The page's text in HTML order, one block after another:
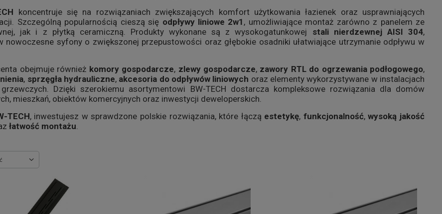
koncentruje się na rozwiązaniach zwiększających komfort użytkowania łazienek oraz usprawniających
Szczególną popularnością cieszą się odpływy liniowe 2w1 , umożliwiające montaż zarówno z panelem ze
jak i z płytką ceramiczną. Produkty wykonane są z wysokogatunkowej stali nierdzewnej AISI 304,
nowoczesne syfony o zwiększonej przepustowości oraz głębokie osadniki ułatwiające utrzymanie odpływu w
obejmuje również komory gospodarcze, zlewy gospodarcze, zawory RTL do ogrzewania podłogowego,
, sprzęgła hydrauliczne, akcesoria do odpływów liniowych oraz elementy wykorzystywane w instalacjach
Dzięki szerokiemu asortymentowi BW-TECH dostarcza kompleksowe rozwiązania dla domów
mieszkań, obiektów komercyjnych oraz inwestycji deweloperskich.
TECH, inwestujesz w sprawdzone polskie rozwiązania, które łączą estetykę, funkcjonalność,wysoką jakość
łatwość montażu.